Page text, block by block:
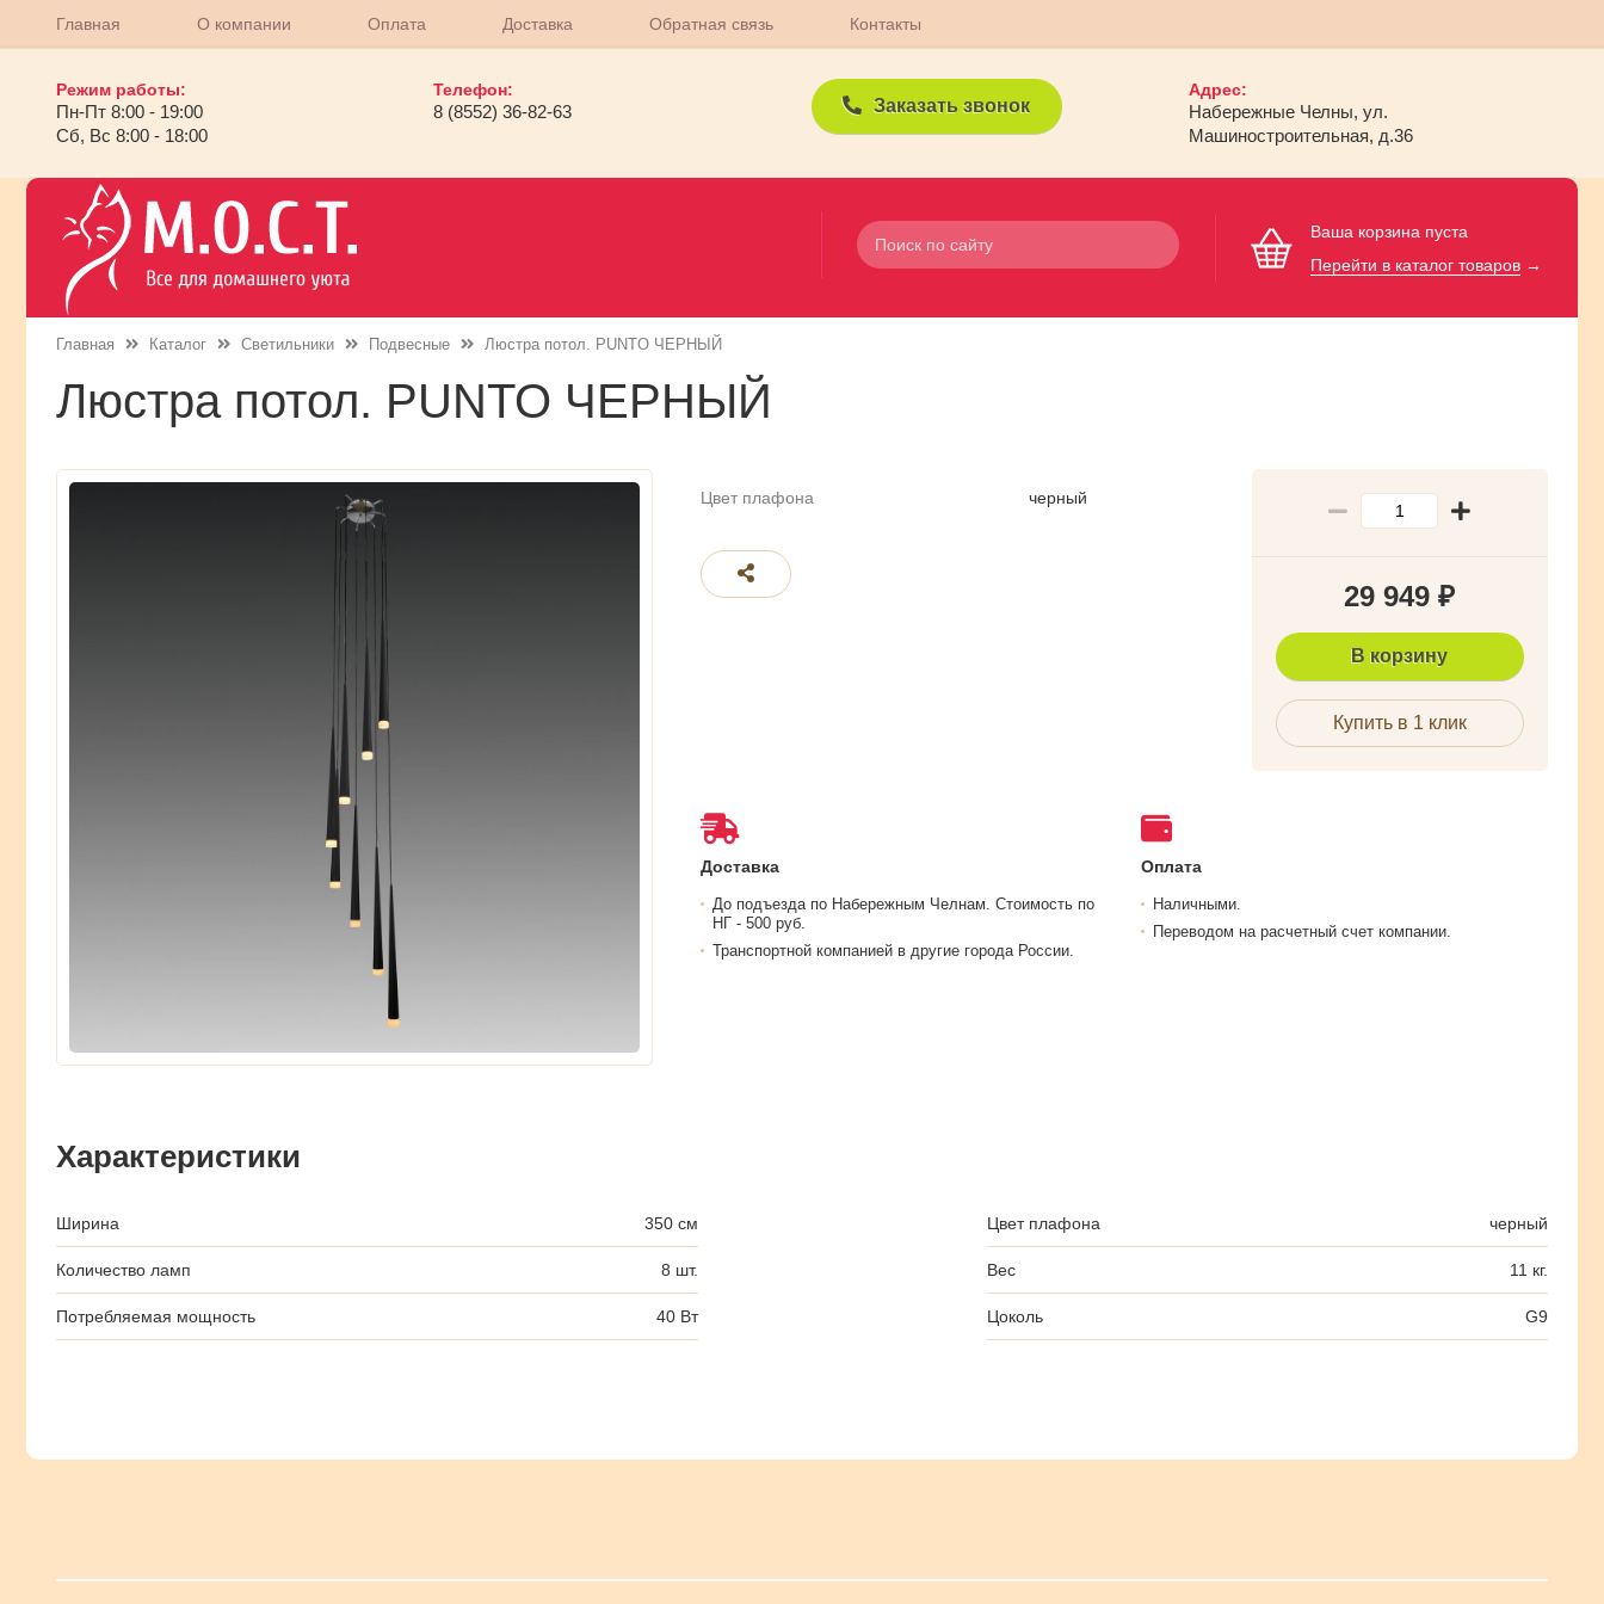
Главная О компании Оплата Доставка Обратная связь Контакты
Режим работы:
Пн-Пт 8:00 - 19:00
Сб, Вс 8:00 - 18:00
Телефон:
8 (8552) 36-82-63 Заказать звонок
Адрес:
Набережные Челны, ул.
Машиностроительная, д.36
Ваша корзина пуста
Перейти в каталог товаров →
Главная Каталог Светильники Подвесные Люстра потол. PUNTO ЧЕРНЫЙ
Люстра потол. PUNTO ЧЕРНЫЙ
29 949 ₽
В корзину
Купить в 1 клик
Цвет плафона черный
Доставка
До подъезда по Набережным Челнам. Стоимость по
НГ - 500 руб.
Транспортной компанией в другие города России.
Оплата
Наличными.
Переводом на расчетный счет компании.
Характеристики
Ширина 350 см Цвет плафона черный
Количество ламп 8 шт. Вес 11 кг.
Потребляемая мощность 40 Вт Цоколь G9